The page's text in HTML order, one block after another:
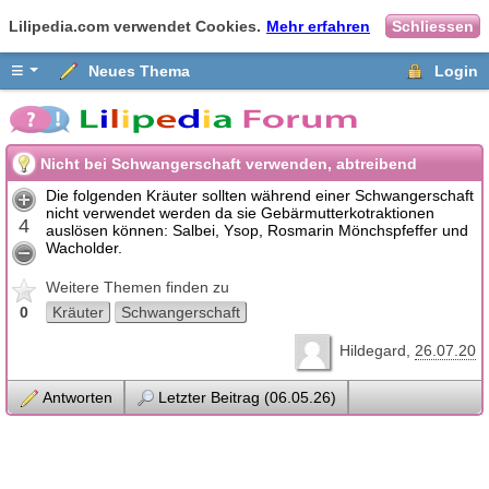
Lilipedia.com verwendet Cookies. Mehr erfahren Schliessen
≡ Neues Thema Login
Nicht bei Schwangerschaft verwenden, abtreibend
4
0
Die folgenden Kräuter sollten während einer Schwangerschaft
nicht verwendet werden da sie Gebärmutterkotraktionen
auslösen können: Salbei, Ysop, Rosmarin Mönchspfeffer und
Wacholder.
Weitere Themen finden zu
Kräuter
Schwangerschaft
Hildegard 26.07.20
Antworten Letzter Beitrag (06.05.26)